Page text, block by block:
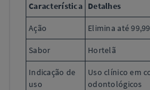
Característica Detalhes
Ação Elimina até
Sabor Hortelã
Indicação de
uso
Uso clínico em
odontológicos